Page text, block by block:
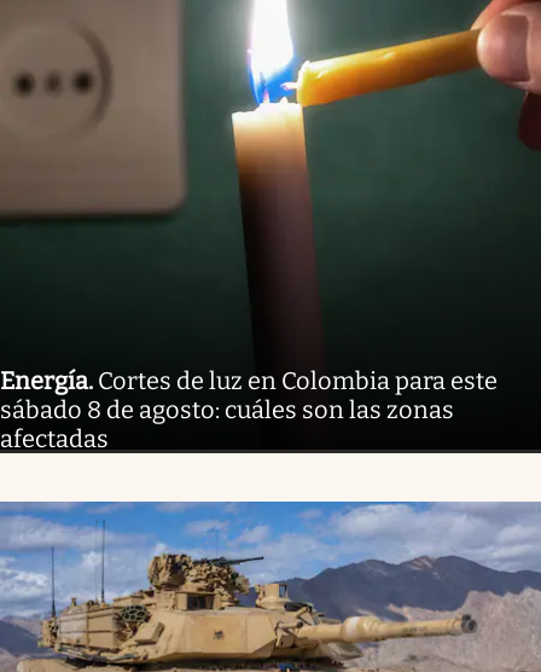
Energía. Cortes de luz en Colombia para este
sábado 8 de agosto: cuáles son las zonas
afectadas